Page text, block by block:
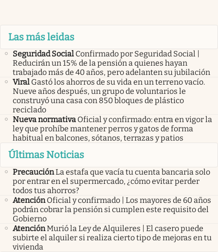
Las más leidas
Seguridad Social Confirmado por Seguridad Social |
Reducirán un 15% de la pensión a quienes hayan
trabajado más de 40 años, pero adelanten su jubilación
Viral Gastó los ahorros de su vida en un terreno vacío.
Nueve años después, un grupo de voluntarios le
construyó una casa con 850 bloques de plástico
reciclado
Nueva normativa Oficial y confirmado: entra en vigor la
ley que prohíbe mantener perros y gatos de forma
habitual en balcones, sótanos, terrazas y patios
Últimas Noticias
PrecauciónLa estafa que vacía tu cuenta bancaria solo
por entrar en el supermercado, ¿cómo evitar perder
todos tus ahorros?
Atención Oficial y confirmado | Los mayores de 60 años
podrán cobrar la pensión si cumplen este requisito del
Gobierno
AtenciónMurió la Ley de Alquileres | El casero puede
subirte el alquiler si realiza cierto tipo de mejoras en tu
vivienda